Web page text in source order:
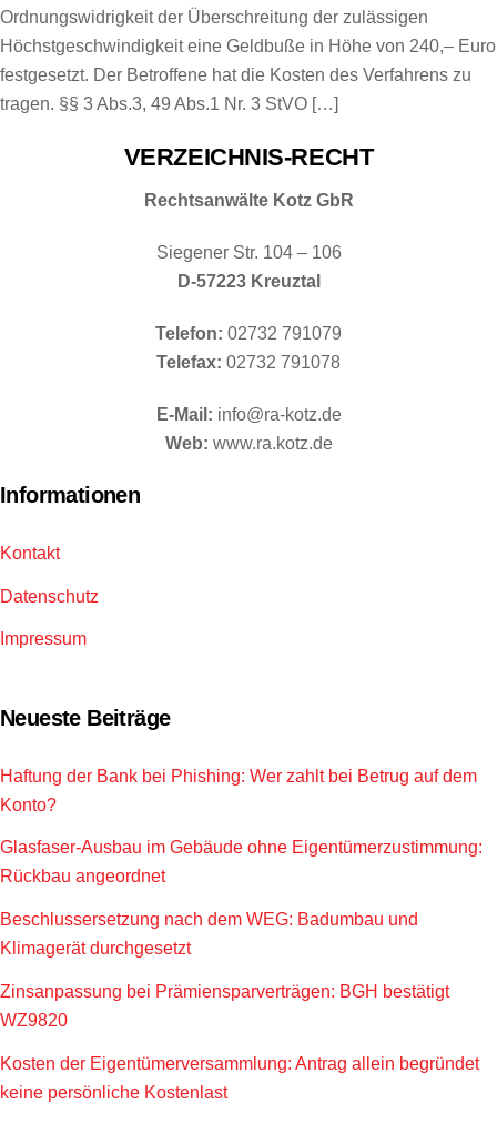
Ordnungswidrigkeit der Überschreitung der zulässigen
Höchstgeschwindigkeit eine Geldbuße in Höhe von 240,– Euro
festgesetzt. Der Betroffene hat die Kosten des Verfahrens zu
tragen. §§ 3 Abs.3, 49 Abs.1 Nr. 3 StVO […]
VERZEICHNIS-RECHT
Rechtsanwälte Kotz GbR
Siegener Str. 104 – 106
D-57223 Kreuztal
Telefon: 02732 791079
Telefax: 02732 791078
E-Mail: info@ra-kotz.de
Web: www.ra.kotz.de
Informationen
Kontakt
Datenschutz
Impressum
Neueste Beiträge
Haftung der Bank bei Phishing: Wer zahlt bei Betrug auf dem
Konto?
Glasfaser-Ausbau im Gebäude ohne Eigentümerzustimmung:
Rückbau angeordnet
Beschlussersetzung nach dem WEG: Badumbau und
Klimagerät durchgesetzt
Zinsanpassung bei Prämiensparverträgen: BGH bestätigt
WZ9820
Kosten der Eigentümerversammlung: Antrag allein begründet
keine persönliche Kostenlast